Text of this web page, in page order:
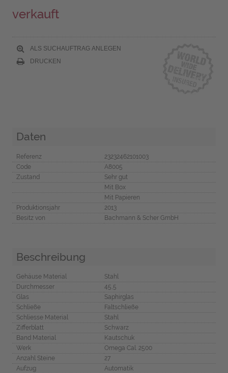
verkauft
ALS SUCHAUFTRAG ANLEGEN
DRUCKEN
Daten
Referenz
23232462101003
Code
A8005
Zustand
Sehr gut
Mit Box
Mit Papieren
Produktionsjahr
2013
Besitz von
Bachmann & Scher GmbH
Beschreibung
Gehäuse Material
Stahl
Durchmesser
45,5
Glas
Saphirglas
Schließe
Faltschließe
Schliesse Material
Stahl
Zifferblatt
Schwarz
Band Material
Kautschuk
Werk
Omega Cal. 2500
Anzahl Steine
27
Aufzug
Automatik